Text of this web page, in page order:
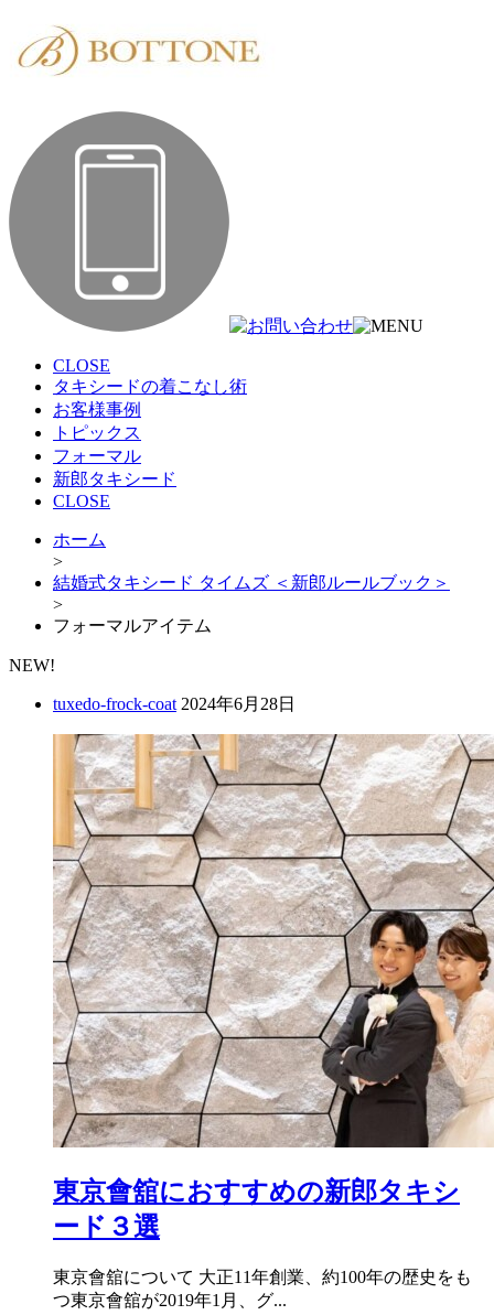
CLOSE
タキシードの着こなし術
お客様事例
トピックス
フォーマル
新郎タキシード
CLOSE
ホーム
>
結婚式タキシード タイムズ ＜新郎ルールブック＞
>
フォーマルアイテム
NEW!
tuxedo-frock-coat 2024年6月28日
東京會舘におすすめの新郎タキシ
ード３選
東京會舘について 大正11年創業、約100年の歴史をも
つ東京會舘が2019年1月、グ...